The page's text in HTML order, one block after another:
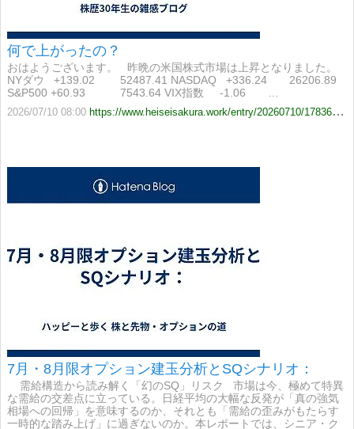
何で上がったの？
おはようございます。 昨晩の米国株式市場は上昇となりました。
NYダウ +139.02 52487.41 NASDAQ +336.24 26206.89
S&P500 +60.93 7543.64 VIX指数 -1.06 …
2026/07/10 08:00 https://www.heiseisakura.work/entry/20260710/1783638000
7月・8月限オプション建玉分析とSQシナリオ：
需給構造から読み解く「幻のSQ」リスク 市場は今、極めて特異
な需給の交差点に立っている。日経平均の大幅な反発が「真の強気
相場への回帰」を意味するのか、それとも「需給の歪みがもたらす
一時的な踏み上げ」に過ぎないのか。本レポートでは、シニア・ク